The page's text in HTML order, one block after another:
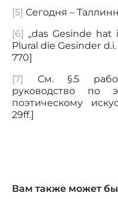
[5] Сегодня –
[6] „das Gesinde
Plural die Gesinder
770]
[7] См. §.5
руководство по
поэтическому
29ff.]
Вам также может